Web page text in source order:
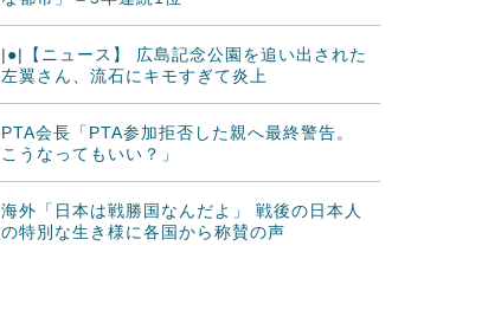
|●|【ニュース】 広島記念公園を追い出された
左翼さん、流石にキモすぎて炎上
PTA会長「PTA参加拒否した親へ最終警告。
こうなってもいい？」
海外「日本は戦勝国なんだよ」 戦後の日本人
の特別な生き様に各国から称賛の声